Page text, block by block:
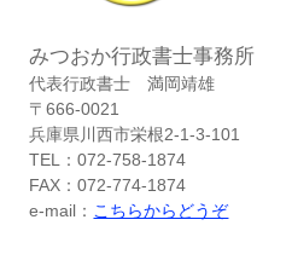
みつおか行政書士事務所
代表行政書士 満岡靖雄
〒666-0021
兵庫県川西市栄根2-1-3-101
TEL：072-758-1874
FAX：072-774-1874
e-mail： こちらからどうぞ